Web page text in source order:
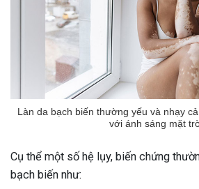
Làn da bạch biến thường yếu và nhạy
với ánh sáng mặt
Cụ thể một số hệ lụy, biến chứng
bạch biến như: